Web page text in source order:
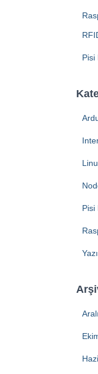
Pisi
Pisi